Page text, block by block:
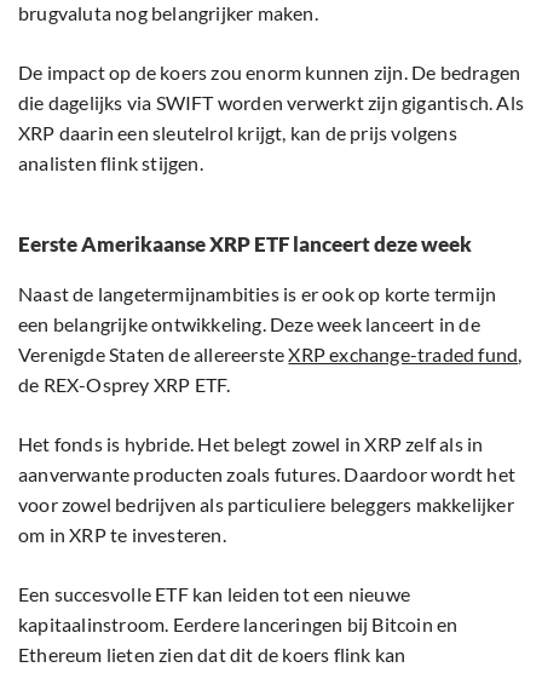
brugvaluta nog belangrijker maken.
De impact op de koers zou enorm kunnen zijn. De bedragen
die dagelijks via SWIFT worden verwerkt zijn gigantisch. Als
XRP daarin een sleutelrol krijgt, kan de prijs volgens
analisten flink stijgen.
Eerste Amerikaanse XRP ETF lanceert deze week
Naast de langetermijnambities is er ook op korte termijn
een belangrijke ontwikkeling. Deze week lanceert in de
Verenigde Staten de allereersteXRP exchange-traded fund,
de REX-Osprey XRP ETF.
Het fonds is hybride. Het belegt zowel in XRP zelf als in
aanverwante producten zoals futures. Daardoor wordt het
voor zowel bedrijven als particuliere beleggers makkelijker
om in XRP te investeren.
Een succesvolle ETF kan leiden tot een nieuwe
kapitaalinstroom. Eerdere lanceringen bij Bitcoin en
Ethereum lieten zien dat dit de koers flink kan